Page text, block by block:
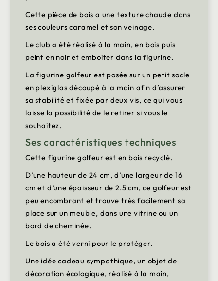
Cette pièce de bois a une texture chaude dans
ses couleurs caramel et son veinage.
Le club a été réalisé à la main, en bois puis
peint en noir et emboiter dans la figurine.
La figurine golfeur est posée sur un petit socle
en plexiglas découpé à la main afin d’assurer
sa stabilité et fixée par deux vis, ce qui vous
laisse la possibilité de le retirer si vous le
souhaitez.
Ses caractéristiques techniques
Cette figurine golfeur est en bois recyclé.
D’une hauteur de 24 cm, d’une largeur de 16
cm et d’une épaisseur de 2.5 cm, ce golfeur est
peu encombrant et trouve très facilement sa
place sur un meuble, dans une vitrine ou un
bord de cheminée.
Le bois a été verni pour le protéger.
Une idée cadeau sympathique, un objet de
décoration écologique, réalisé à la main,